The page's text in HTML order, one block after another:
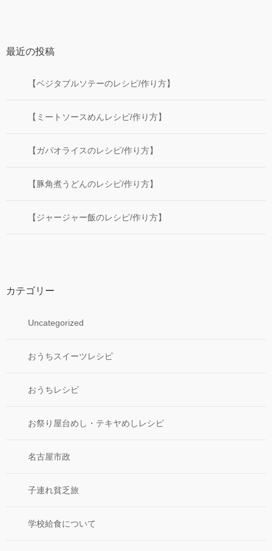
最近の投稿
【ベジタブルソテーのレシピ/作り方】
【ミートソースめんレシピ/作り方】
【ガパオライスのレシピ/作り方】
【豚角煮うどんのレシピ/作り方】
【ジャージャー飯のレシピ/作り方】
カテゴリー
Uncategorized
おうちスイーツレシピ
おうちレシピ
お祭り屋台めし・テキヤめしレシピ
名古屋市政
子連れ貧乏旅
学校給食について